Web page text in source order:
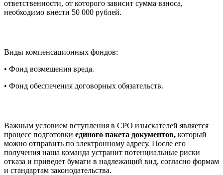
ответственности, от которого зависит сумма взноса,
необходимо внести 50 000 рублей.
Виды компенсационных фондов:
• Фонд возмещения вреда.
• Фонд обеспечения договорных обязательств.
Важным условием вступления в СРО изыскателей является
процесс подготовки единого пакета документов, который
можно отправить по электронному адресу. После его
получения наша команда устранит потенциальные риски
отказа и приведет бумаги в надлежащий вид, согласно формам
и стандартам законодательства.